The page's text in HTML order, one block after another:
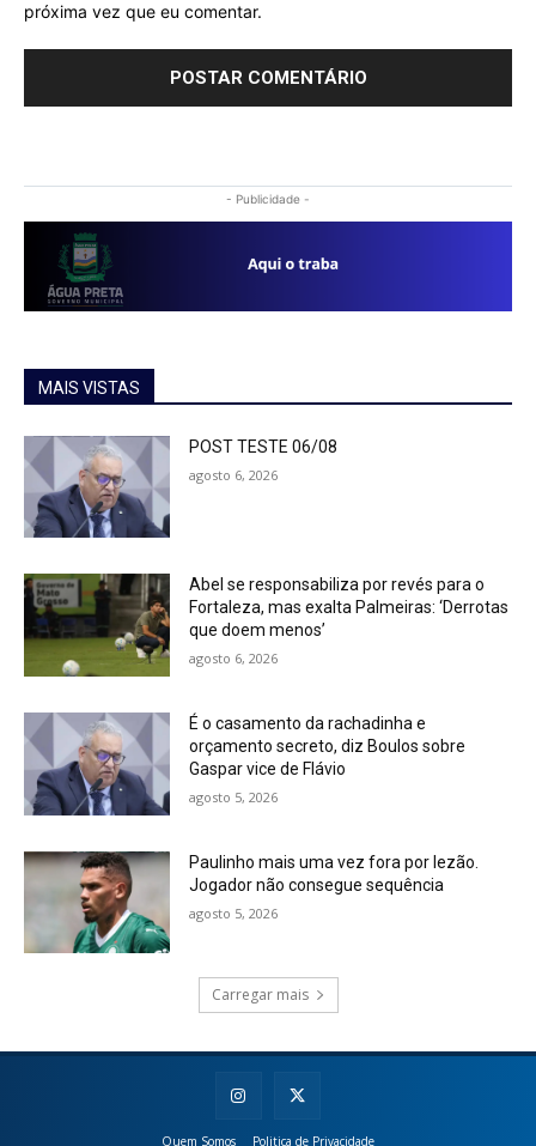
próxima vez que eu comentar.
- Publicidade -
MAIS VISTAS
POST TESTE 06/08
agosto 6, 2026
Abel se responsabiliza por revés para o
Fortaleza, mas exalta Palmeiras: ‘Derrotas
que doem menos’
agosto 6, 2026
É o casamento da rachadinha e
orçamento secreto, diz Boulos sobre
Gaspar vice de Flávio
agosto 5, 2026
Paulinho mais uma vez fora por lezão.
Jogador não consegue sequência
agosto 5, 2026
Carregar mais
Quem Somos Politica de Privacidade